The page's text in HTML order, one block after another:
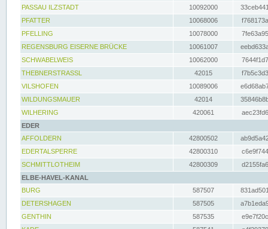
PASSAU ILZSTADT
10092000
PFATTER
10068006
PFELLING
10078000
REGENSBURG EISERNE BRÜCKE
10061007
SCHWABELWEIS
10062000
THEBNERSTRASSL
42015
VILSHOFEN
10089006
WILDUNGSMAUER
42014
WILHERING
420061
EDER
AFFOLDERN
42800502
EDERTALSPERRE
42800310
SCHMITTLOTHEIM
42800309
ELBE-HAVEL-KANAL
BURG
587507
DETERSHAGEN
587505
GENTHIN
587535